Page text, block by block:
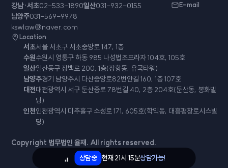
상담중 현재21시 15분상담가능!
강남·서초02-533-1890일산031-932-0155
남양주031-569-9978
E-mail
kswlaw@naver.com
Location
서초서울 서초구 서초중앙로 147, 1층
수원수원시 영통구 하동 985 나성법조프라자 104호, 105호
일산일산동구 장백로 200, 1층(장항동, 유국타워)
남양주경기 남양주시 다산중앙로82번안길 160, 1층 107호
대전대전광역시 서구 둔산중로 78번길 40, 2층 204호(둔산동, 봉화빌
딩)
인천인천광역시 미추홀구 소성로 171, 605호(학익동, 대흥평창로시스빌
딩)
Copyright 법무법인 율재. All rights reserved.